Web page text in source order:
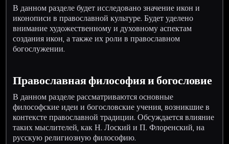
В данном разделе будет исследовано значение икон и
иконописи в православной культуре. Будет уделено
внимание художественному и духовному аспектам
создания икон, а также их роли в православном
богослужении.
Православная философия и богословие
В данном разделе рассматриваются основные
философские идеи и богословские учения, возникшие в
контексте православной традиции. Обсуждается влияние
таких мыслителей, как Н. Лоский и П. Флоренский, на
русскую религиозную философию.